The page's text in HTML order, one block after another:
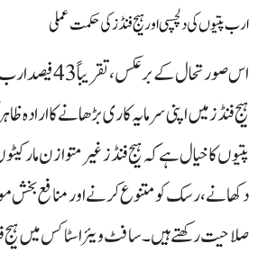
ارب پتیوں کی دلچسپی اور ہیج فنڈز کی حکمت عملی
اس صورتحال کے
ہیج فنڈز میں اپنی سرمایہ کاری بڑھانے کا ارادہ
پتیوں کا خیال ہے کہ ہیج فنڈز غیر متوازن
دکھانے، رسک کو متنوع کرنے اور منافع بخش
صلاحیت رکھتے ہیں۔ سافٹ ویئر اسٹاکس میں ہیج